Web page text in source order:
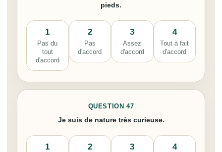
pieds.
1
Pas du
tout
d'accord
2
Pas
d'accord
3
Assez
d'accord
4
Tout à fait
d'accord
QUESTION 47
Je suis de nature très curieuse.
1 2 3 4